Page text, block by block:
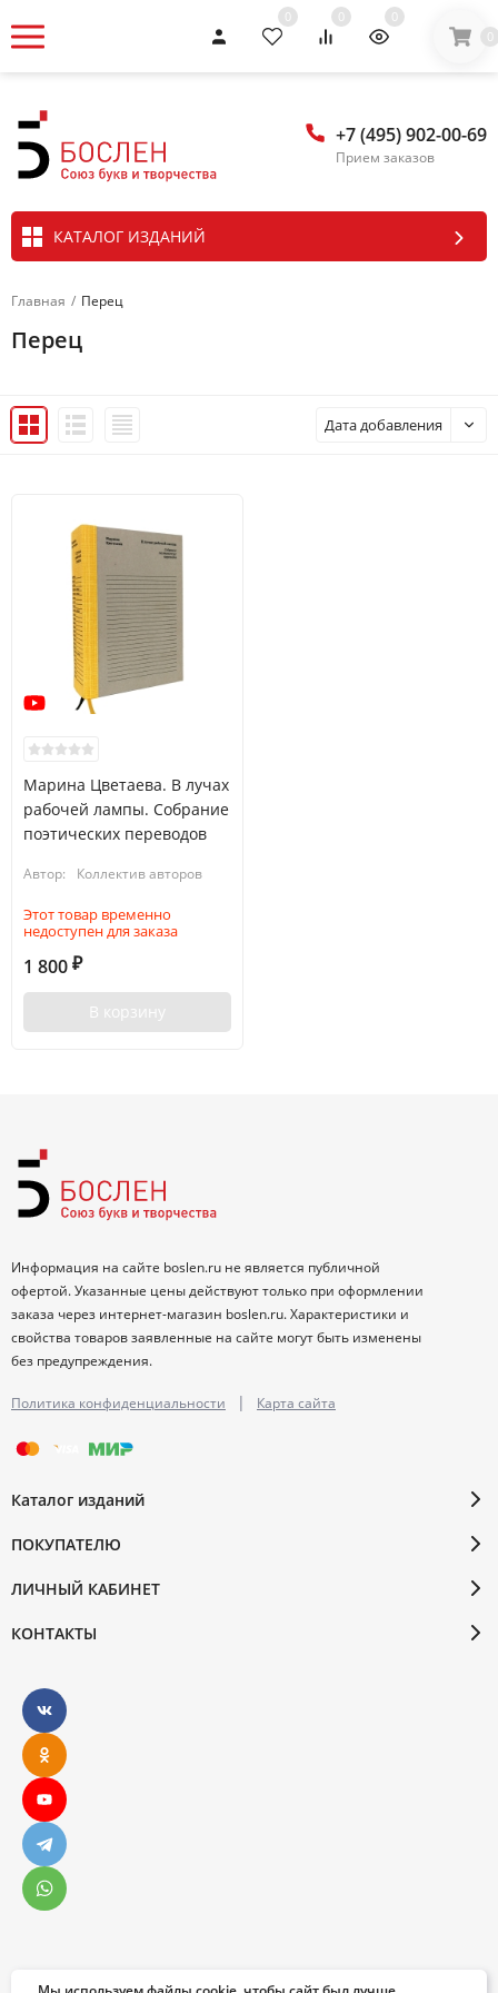
0 0
0
0
+7 (495) 902-00-69
Прием заказов
КАТАЛОГ ИЗДАНИЙ
Главная / Перец
Перец
Дата добавления
Марина Цветаева. В лучах
рабочей лампы. Собрание
поэтических переводов
Автор: Коллектив авторов
Этот товар временно
недоступен для заказа
1 800 ₽
В корзину
Информация на сайте boslen.ru не является публичной
офертой. Указанные цены действуют только при оформлении
заказа через интернет-магазин boslen.ru. Характеристики и
свойства товаров заявленные на сайте могут быть изменены
без предупреждения.
Политика конфиденциальности | Карта сайта
Каталог изданий
ПОКУПАТЕЛЮ
ЛИЧНЫЙ КАБИНЕТ
КОНТАКТЫ